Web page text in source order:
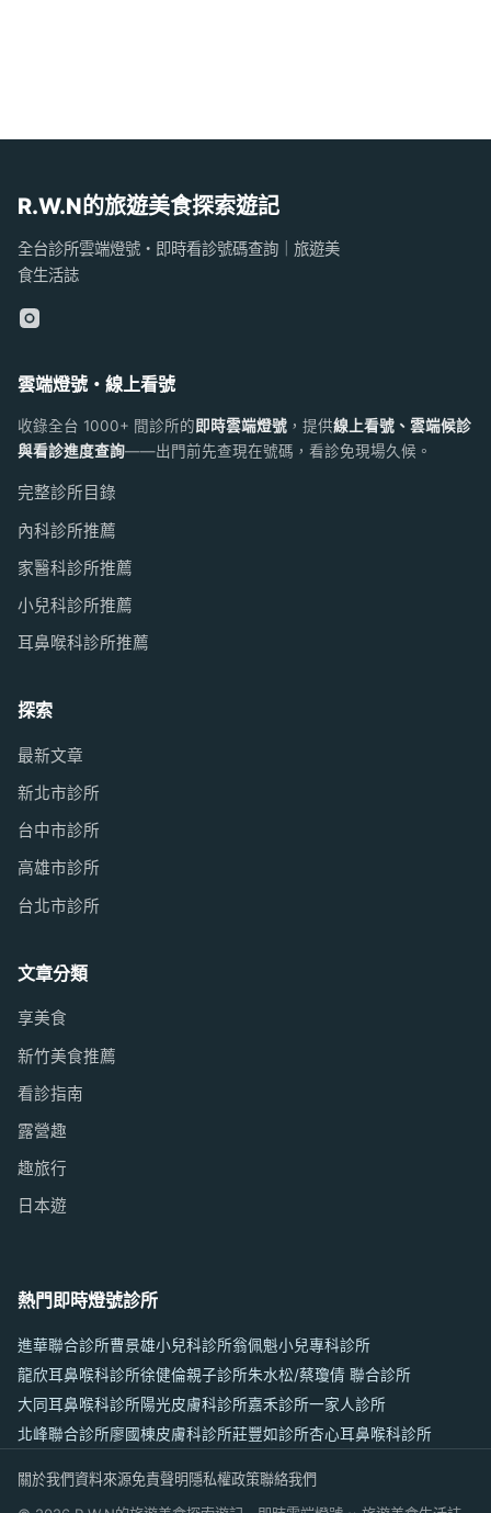
R.W.N的旅遊美食探索遊記
全台診所雲端燈號・即時看診號碼查詢｜旅遊美
食生活誌
雲端燈號・線上看號
收錄全台 1000+ 間診所的即時雲端燈號 ，提供線上看號、雲端候診
與看診進度查詢——出門前先查現在號碼，看診免現場久候。
完整診所目錄
內科診所推薦
家醫科診所推薦
小兒科診所推薦
耳鼻喉科診所推薦
探索
最新文章
新北市診所
台中市診所
高雄市診所
台北市診所
文章分類
享美食
新竹美食推薦
看診指南
露營趣
趣旅行
日本遊
熱門即時燈號診所
進華聯合診所曹景雄小兒科診所翁佩魁小兒專科診所
龍欣耳鼻喉科診所徐健倫親子診所朱水松/蔡瓊倩 聯合診所
大同耳鼻喉科診所陽光皮膚科診所嘉禾診所一家人診所
北峰聯合診所廖國棟皮膚科診所莊豐如診所杏心耳鼻喉科診所
關於我們資料來源免責聲明隱私權政策聯絡我們